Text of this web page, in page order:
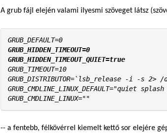
A grub fájl elején valami ilyesmi szöveget látsz
GRUB_DEFAULT=0
GRUB_HIDDEN_TIMEOUT=0
GRUB_HIDDEN_TIMEOUT_QUIET=true
GRUB_TIMEOUT=10
GRUB_DISTRIBUTOR=`lsb_release -i -s
GRUB_CMDLINE_LINUX_DEFAULT="quiet
GRUB_CMDLINE_LINUX=""
-- a fentebb, félkövérrel kiemelt kettő sor elejére